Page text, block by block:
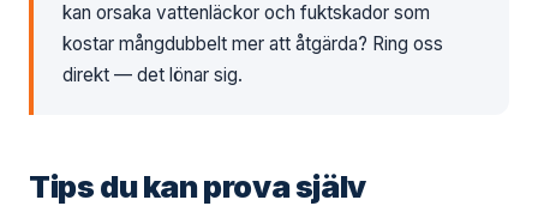
kan orsaka vattenläckor och fuktskador som
kostar mångdubbelt mer att åtgärda? Ring oss
direkt — det lönar sig.
Tips du kan prova själv